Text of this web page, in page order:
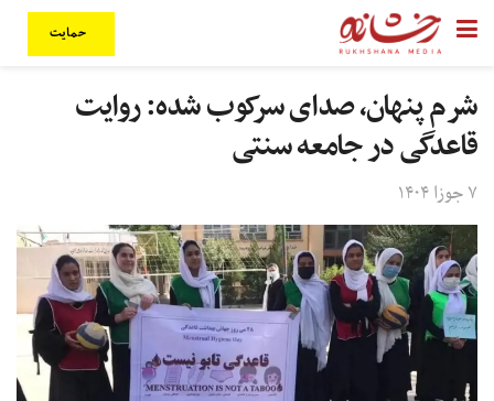
حمایت
شرم پنهان، صدای سرکوب شده: روایت
قاعدگی در جامعه سنتی
۷ جوزا ۱۴۰۴